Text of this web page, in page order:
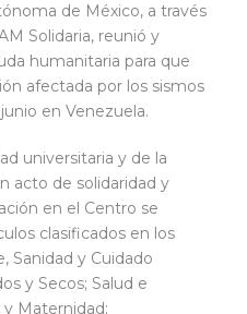
de México, a través
Solidaria, reunió y
humanitaria para que
afectada por los sismos
en Venezuela.
universitaria y de la
acto de solidaridad y
en el Centro se
clasificados en los
Sanidad y Cuidado
y Secos; Salud e
Maternidad;